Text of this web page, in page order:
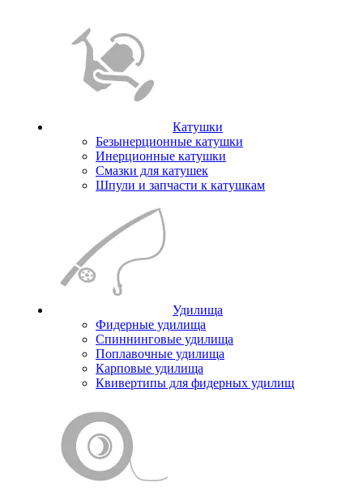
Катушки
Безынерционные катушки
Инерционные катушки
Смазки для катушек
Шпули и запчасти к катушкам
Удилища
Фидерные удилища
Спиннинговые удилища
Поплавочные удилища
Карповые удилища
Квивертипы для фидерных удилищ